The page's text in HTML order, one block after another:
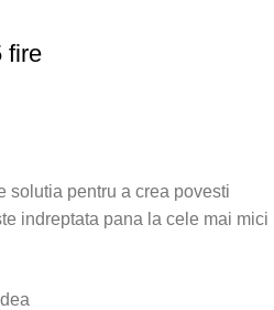
fire
solutia pentru a crea povesti
indreptata pana la cele mai mici